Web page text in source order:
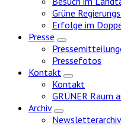
Grüne
Erfolge im
Presse
Zeige
Untermenü
Pressefotos
Kontakt
Zeige
Untermenü
Kontakt
GRÜNER Raum
Archiv
Zeige
Untermenü
Newsletterarchiv